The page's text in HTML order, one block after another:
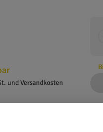
und Versandkosten